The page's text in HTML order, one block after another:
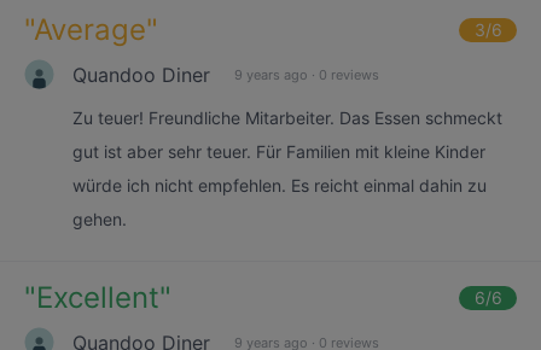
"Average" 3/6
Quandoo Diner 9 years ago · 0 reviews
Zu teuer! Freundliche Mitarbeiter. Das Essen schmeckt
gut ist aber sehr teuer. Für Familien mit kleine Kinder
würde ich nicht empfehlen. Es reicht einmal dahin zu
gehen.
"Excellent" 6/6
Quandoo Diner 9 years ago · 0 reviews